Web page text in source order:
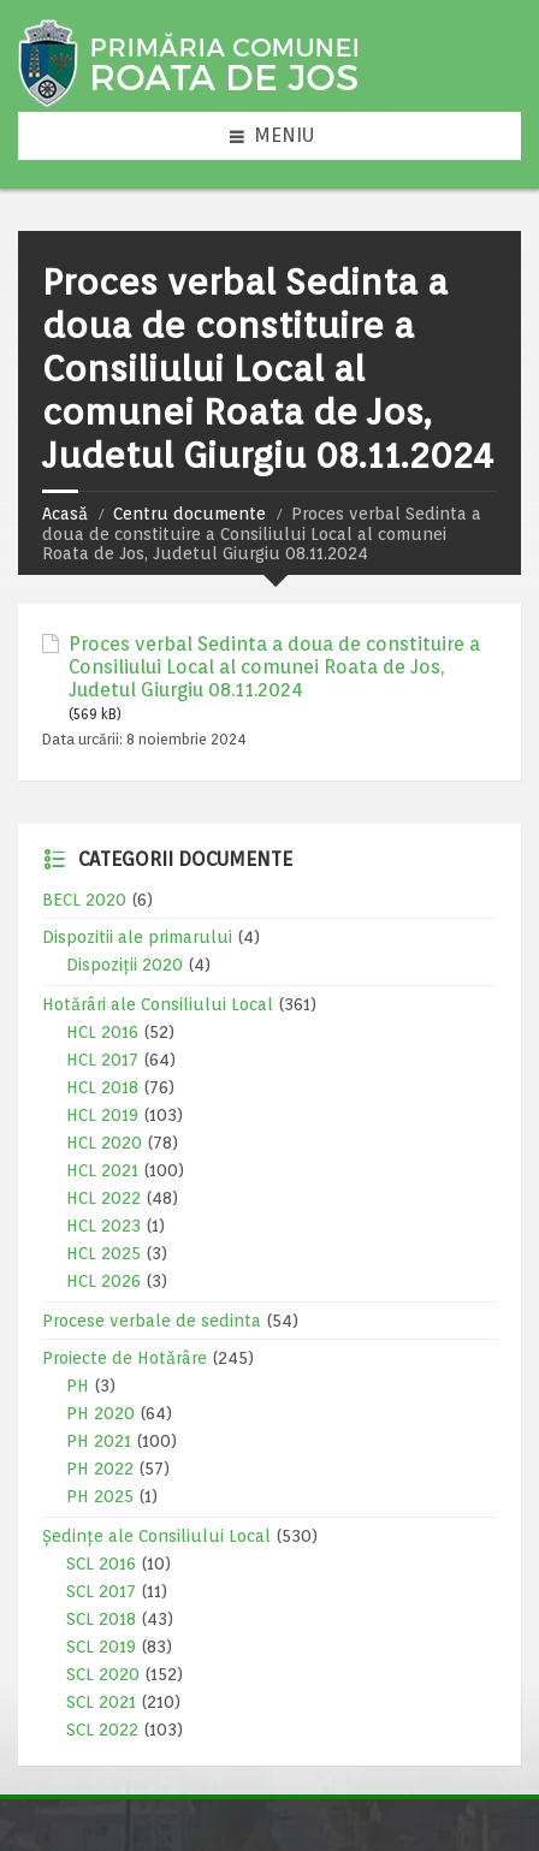
MENIU
Proces verbal Sedinta a
doua de constituire a
Consiliului Local al
comunei Roata de Jos,
Judetul Giurgiu 08.11.2024
Acasă Centru documente
Proces verbal Sedinta a
doua de constituire a Consiliului Local al comunei
Roata de Jos, Judetul Giurgiu 08.11.2024
Proces verbal Sedinta a doua de constituire a
Consiliului Local al comunei Roata de Jos,
Judetul Giurgiu 08.11.2024
(569 kB)
Data urcării: 8 noiembrie 2024
CATEGORII DOCUMENTE
BECL 2020 (6)
Dispozitii ale primarului (4)
Dispoziții 2020 (4)
Hotărâri ale Consiliului Local
(361)
HCL 2016 (52)
HCL 2017 (64)
HCL 2018 (76)
HCL 2019 (103)
HCL 2020 (78)
HCL 2021 (100)
HCL 2022 (48)
HCL 2023 (1)
HCL 2025 (3)
HCL 2026 (3)
Procese verbale de sedinta (54)
Proiecte de Hotărâre (245)
PH (3)
PH 2020 (64)
PH 2021 (100)
PH 2022 (57)
PH 2025 (1)
Ședințe ale Consiliului Local
(530)
SCL 2016 (10)
SCL 2017 (11)
SCL 2018 (43)
SCL 2019 (83)
SCL 2020 (152)
SCL 2021 (210)
SCL 2022 (103)